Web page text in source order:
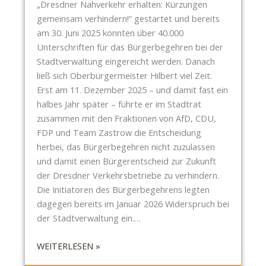
H
E
M
A
L
I
G
E
N
C
A
R
O
L
A
B
Ü
N
G
,
H
A
N
S
E
3
U
N
D
D
E
R
A
T
M
Ä
R
Z
2
0
2
6
:
S
C
H
O
N
F
R
S
„Dresdner Nahverkehr erhalten: Kürzungen
gemeinsam verhindern!“ gestartet und bereits
am 30. Juni 2025 konnten über 40.000
Unterschriften für das Bürgerbegehren bei der
Stadtverwaltung eingereicht werden. Danach
ließ sich Oberbürgermeister Hilbert viel Zeit.
Erst am 11. Dezember 2025 – und damit fast ein
halbes Jahr später – führte er im Stadtrat
zusammen mit den Fraktionen von AfD, CDU,
FDP und Team Zastrow die Entscheidung
herbei, das Bürgerbegehren nicht zuzulassen
und damit einen Bürgerentscheid zur Zukunft
der Dresdner Verkehrsbetriebe zu verhindern.
Die Initiatoren des Bürgerbegehrens legten
dagegen bereits im Januar 2026 Widerspruch bei
der Stadtverwaltung ein.…
WEITERLESEN »: